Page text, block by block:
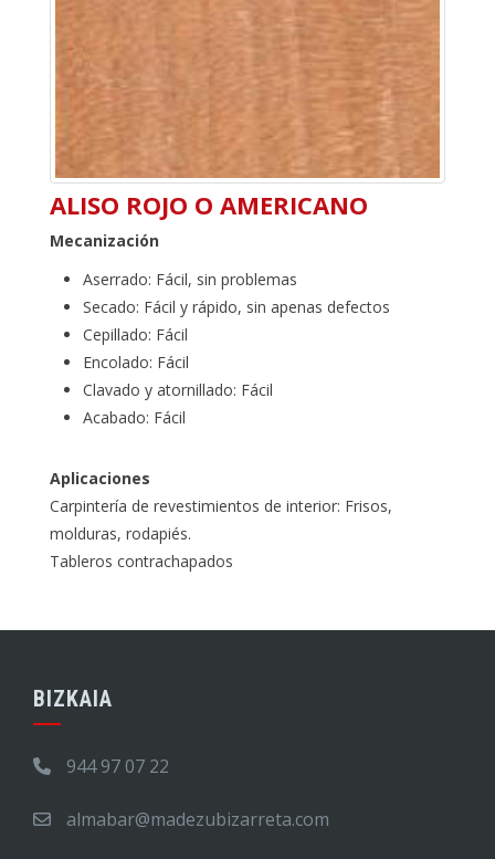
ALISO ROJO O AMERICANO
Mecanización
Aserrado: Fácil, sin problemas
Secado: Fácil y rápido, sin apenas defectos
Cepillado: Fácil
Encolado: Fácil
Clavado y atornillado: Fácil
Acabado: Fácil
Aplicaciones
Carpintería de revestimientos de interior: Frisos,
molduras, rodapiés.
Tableros contrachapados
BIZKAIA
944 97 07 22
almabar@madezubizarreta.com